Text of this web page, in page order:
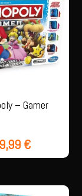
– Gamer
€